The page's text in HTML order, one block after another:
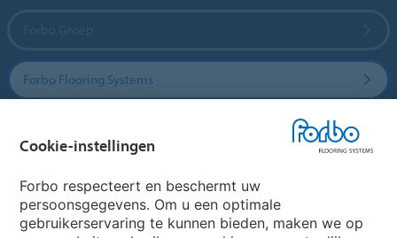
Forbo Flooring Systems
Website
Cookie-instellingen
Forbo respecteert en beschermt uw
persoonsgegevens. Om u een optimale
gebruikerservaring te kunnen bieden, maken we op